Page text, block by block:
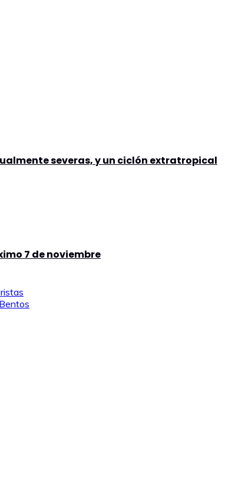
severas, y un ciclón extratropical
7 de noviembre